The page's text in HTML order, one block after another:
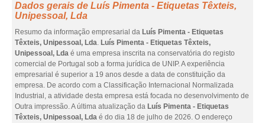
Dados gerais de Luís Pimenta - Etiquetas Têxteis,
Unipessoal, Lda
Resumo da informação empresarial da Luís Pimenta - Etiquetas
Têxteis, Unipessoal, Lda. Luís Pimenta - Etiquetas Têxteis,
Unipessoal, Lda é uma empresa inscrita na conservatória do registo
comercial de Portugal sob a forma jurídica de UNIP. A experiência
empresarial é superior a 19 anos desde a data de constituição da
empresa. De acordo com a Classificação Internacional Normalizada
Industrial, a atividade desta empresa está focada no desenvolvimento de
Outra impressão. A última atualização da Luís Pimenta - Etiquetas
Têxteis, Unipessoal, Lda é do dia 18 de julho de 2026. O endereço